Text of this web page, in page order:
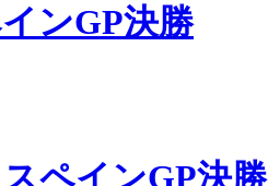
ンGP決勝
ペインGP決勝